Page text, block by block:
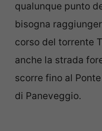
qualunque punto
bisogna
corso del torrente
anche la strada
scorre fino al
di Paneveggio.